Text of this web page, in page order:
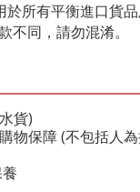
於所有平衡進口貨
不同，請勿混淆。
貨)
物保障 (不包括人